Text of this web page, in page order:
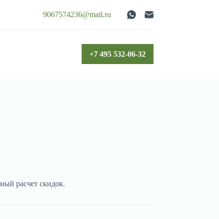
9067574236@mail.ru
+7 495 532-06-32
расчет скидок.